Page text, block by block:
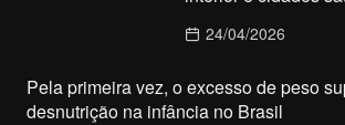
24/04/2026
Pela primeira vez, o excesso de peso
desnutrição na infância no Brasil